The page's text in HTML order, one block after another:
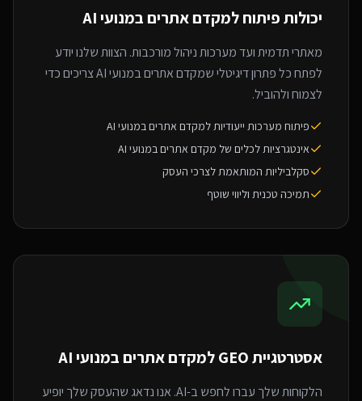
יכולות פיתוח למקדם אתרים במנועי AI
מאתרי תדמית ועד מערכות ניהול מורכבות. הצוות שלנו יודע
לפתח כל פתרון דיגיטלי שמקדם אתרים במנועי AI צריכים כדי
לצמוח ולהוביל.
פיתוח מערכות ייעודיות למקדם אתרים במנועי AI
אינטגרציות לכלים של מקדם אתרים במנועי AI
סקלביליות המותאמת לצרכי העסק
תמיכה טכנית וליווי שוטף
אסטרטגיית GEO ל מקדם אתרים במנועי AI
הלקוחות שלך עברו לחפש ב-AI. אנו נדאג שהעסק שלך יופיע